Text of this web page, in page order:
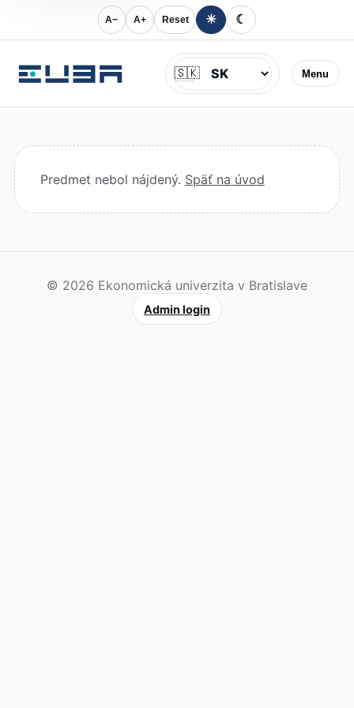
A− A+ Reset ☀ ☾
Menu
Jazyk
🇸🇰
Predmet nebol nájdený. Späť na úvod
© 2026 Ekonomická univerzita v Bratislave
Admin login